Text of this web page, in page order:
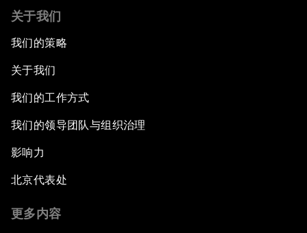
关于我们
我们的策略
关于我们
我们的工作方式
我们的领导团队与组织治理
影响力
北京代表处
更多内容